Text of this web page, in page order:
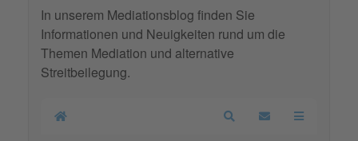
In unserem Mediationsblog finden Sie
Informationen und Neuigkeiten rund um die
Themen Mediation und alternative
Streitbeilegung.
Home SearchUpdates